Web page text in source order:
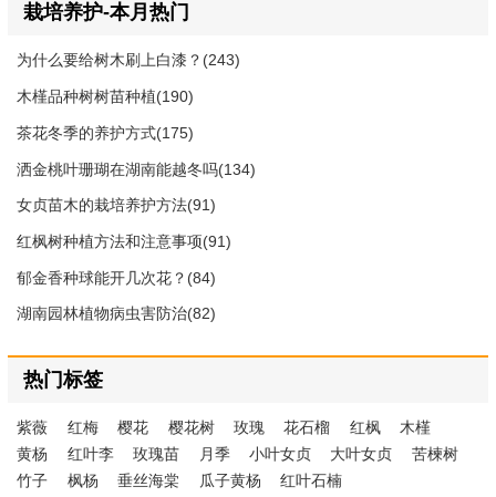
栽培养护-本月热门
为什么要给树木刷上白漆？(243)
木槿品种树树苗种植(190)
茶花冬季的养护方式(175)
洒金桃叶珊瑚在湖南能越冬吗(134)
女贞苗木的栽培养护方法(91)
红枫树种植方法和注意事项(91)
郁金香种球能开几次花？(84)
湖南园林植物病虫害防治(82)
热门标签
紫薇 红梅 樱花 樱花树 玫瑰 花石榴 红枫
木槿
黄杨
红叶李 玫瑰苗 月季 小叶女贞 大叶女贞
苦楝树
竹子
枫杨 垂丝海棠 瓜子黄杨 红叶石楠